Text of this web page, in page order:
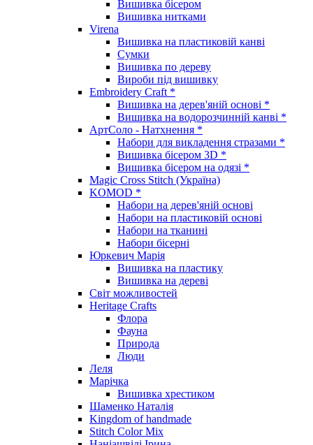
Вишивка бісером
Вишивка нитками
Virena
Вишивка на пластиковій канві
Сумки
Вишивка по дереву
Вироби під вишивку
Embroidery Craft *
Вишивка на дерев'яній основі *
Вишивка на водорозчинній канві *
АртСоло - Натхнення *
Набори для викладення стразами *
Вишивка бісером 3D *
Вишивка бісером на одязі *
Magic Cross Stitch (Україна)
KOMOD *
Набори на дерев'яній основі
Набори на пластиковій основі
Набори на тканині
Набори бісерні
Юркевич Марія
Вишивка на пластику
Вишивка на дереві
Світ можливостей
Heritage Crafts
Флора
Фауна
Природа
Люди
Леля
Марічка
Вишивка хрестиком
Шаменко Наталія
Kingdom of handmade
Stitch Color Mix